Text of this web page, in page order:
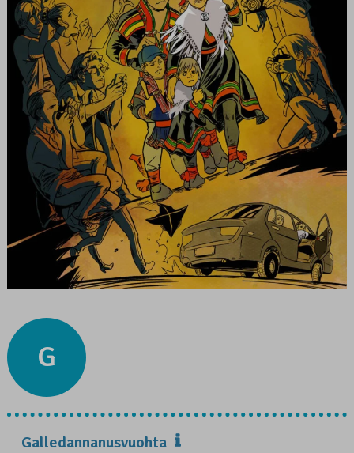
G
Galledannanusvuohta